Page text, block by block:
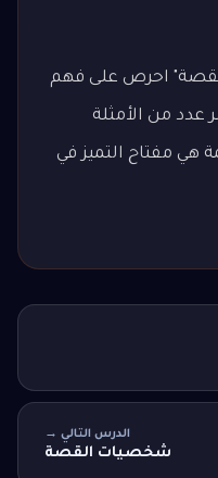
احرص على فهم
عدد من الأمثلة
هي مفتاح التميز في
الدرس التالي →
شخصيات القصة